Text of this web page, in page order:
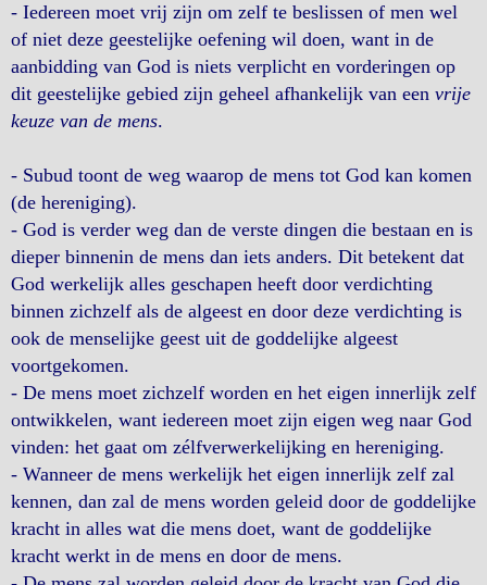
- Iedereen moet vrij zijn om zelf te beslissen of men wel
of niet deze geestelijke oefening wil doen, want in de
aanbidding van God is niets verplicht en vorderingen op
dit geestelijke gebied zijn geheel afhankelijk van een vrije
keuze van de mens.
- Subud toont de weg waarop de mens tot God kan komen
(de hereniging).
- God is verder weg dan de verste dingen die bestaan en is
dieper binnenin de mens dan iets anders. Dit betekent dat
God werkelijk alles geschapen heeft door verdichting
binnen zichzelf als de algeest en door deze verdichting is
ook de menselijke geest uit de goddelijke algeest
voortgekomen.
- De mens moet zichzelf worden en het eigen innerlijk zelf
ontwikkelen, want iedereen moet zijn eigen weg naar God
vinden: het gaat om zélfverwerkelijking en hereniging.
- Wanneer de mens werkelijk het eigen innerlijk zelf zal
kennen, dan zal de mens worden geleid door de goddelijke
kracht in alles wat die mens doet, want de goddelijke
kracht werkt in de mens en door de mens.